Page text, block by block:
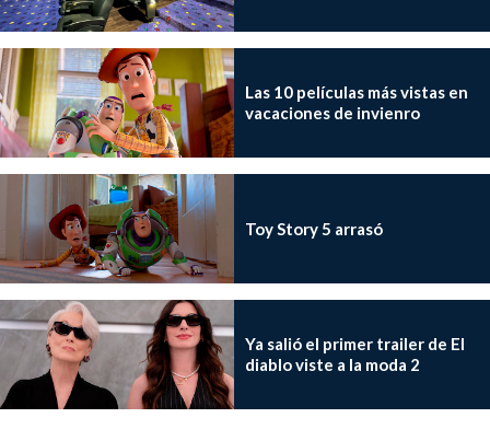
Las 10 películas más vistas en
vacaciones de invienro
Toy Story 5 arrasó
Ya salió el primer trailer de El
diablo viste a la moda 2